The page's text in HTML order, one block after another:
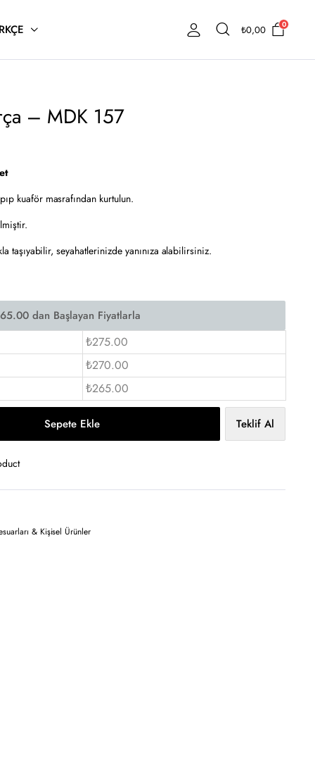
₺0,00 0
– MDK 157
kuaför masrafından kurtulun.
taşıyabilir, seyahatlerinizde yanınıza alabilirsiniz.
₺275.00
₺270.00
₺265.00
Sepete Ekle Teklif Al
& Kişisel Ürünler